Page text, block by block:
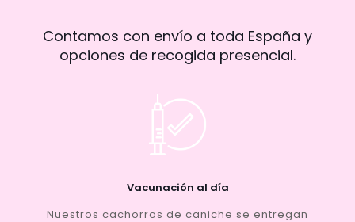
Contamos con envío a toda España y
opciones de recogida presencial.
Vacunación al día
Nuestros cachorros de caniche se entregan